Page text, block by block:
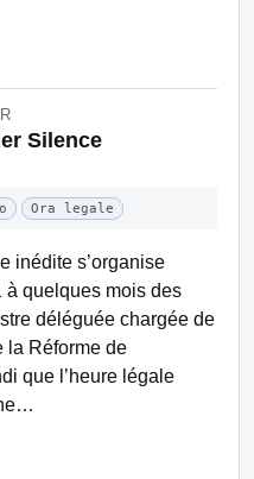
Silence
Ora legale
inédite s’organise
à quelques mois des
déléguée chargée de
la Réforme de
que l’heure légale